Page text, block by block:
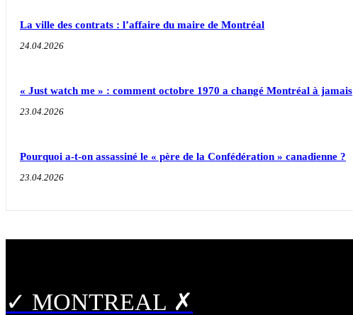
La ville des contrats : l’affaire du maire de Montréal
24.04.2026
« Just watch me » : comment octobre 1970 a changé Montréal à jamais
23.04.2026
Pourquoi a-t-on assassiné le « père de la Confédération » canadienne ?
23.04.2026
✓ MONTREAL ✗